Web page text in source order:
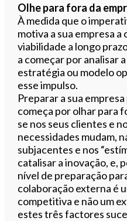
Olhe para fora da
À medida que o
motiva a sua empresa a
viabilidade a longo
a começar por analisar
estratégia ou modelo
esse impulso.
Preparar a sua
começa por olhar para
se nos seus clientes e
necessidades mudam,
subjacentes e nos
catalisar a inovação, e,
nível de preparação
colaboração externa é
competitiva e não um
estes três factores